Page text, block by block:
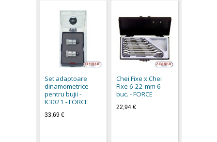
Set adaptoare
dinamometrice
pentru bujii -
K3021 - FORCE
33,69 €
Chei Fixe x Chei
Fixe 6-22-mm 6
buc. - FORCE
22,94 €